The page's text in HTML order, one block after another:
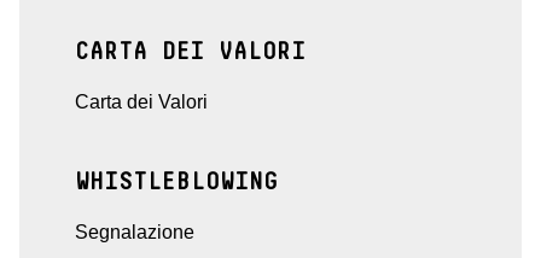
CARTA DEI VALORI
Carta dei Valori
WHISTLEBLOWING
Segnalazione